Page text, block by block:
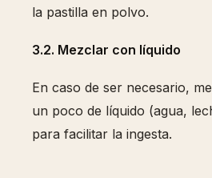
la pastilla en polvo.
3.2. Mezclar con líquido
En caso de ser necesario,
un poco de líquido (agua,
para facilitar la ingesta.